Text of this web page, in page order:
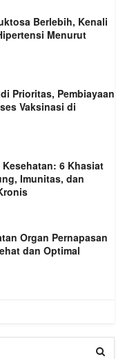
Berlebih, Kenali
Menurut
Prioritas, Pembiayaan
Vaksinasi di
6 Khasiat
Imunitas, dan
Organ Pernapasan
dan Optimal